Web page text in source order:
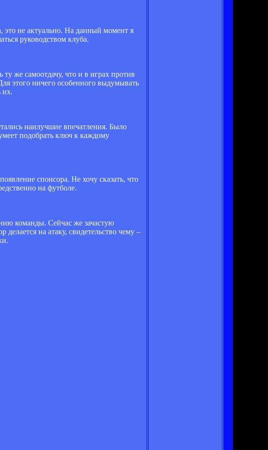
это не актуально. На данный момент я
руководством клуба.
же самоотдачу, что и в играх против
этого ничего особенного выдумывать
их.
наилучшие впечатления. Было
подобрать ключ к каждому
спонсора. Не хочу сказать, что
на футболе.
команды. Сейчас же зачастую
на атаку, свидетельство чему –